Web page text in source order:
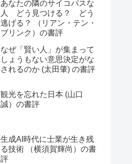
あなたの隣のサイコパスな
人 どう見つける？ どう
逃げる？ （リアン・テン・
ブリンク）の書評
なぜ「賢い人」が集まって
しょうもない意思決定がな
されるのか (太田肇) の書評
観光を忘れた日本 (山口
誠）の書評
生成AI時代に士業が生き残
る技術 （横須賀輝尚）の書
評